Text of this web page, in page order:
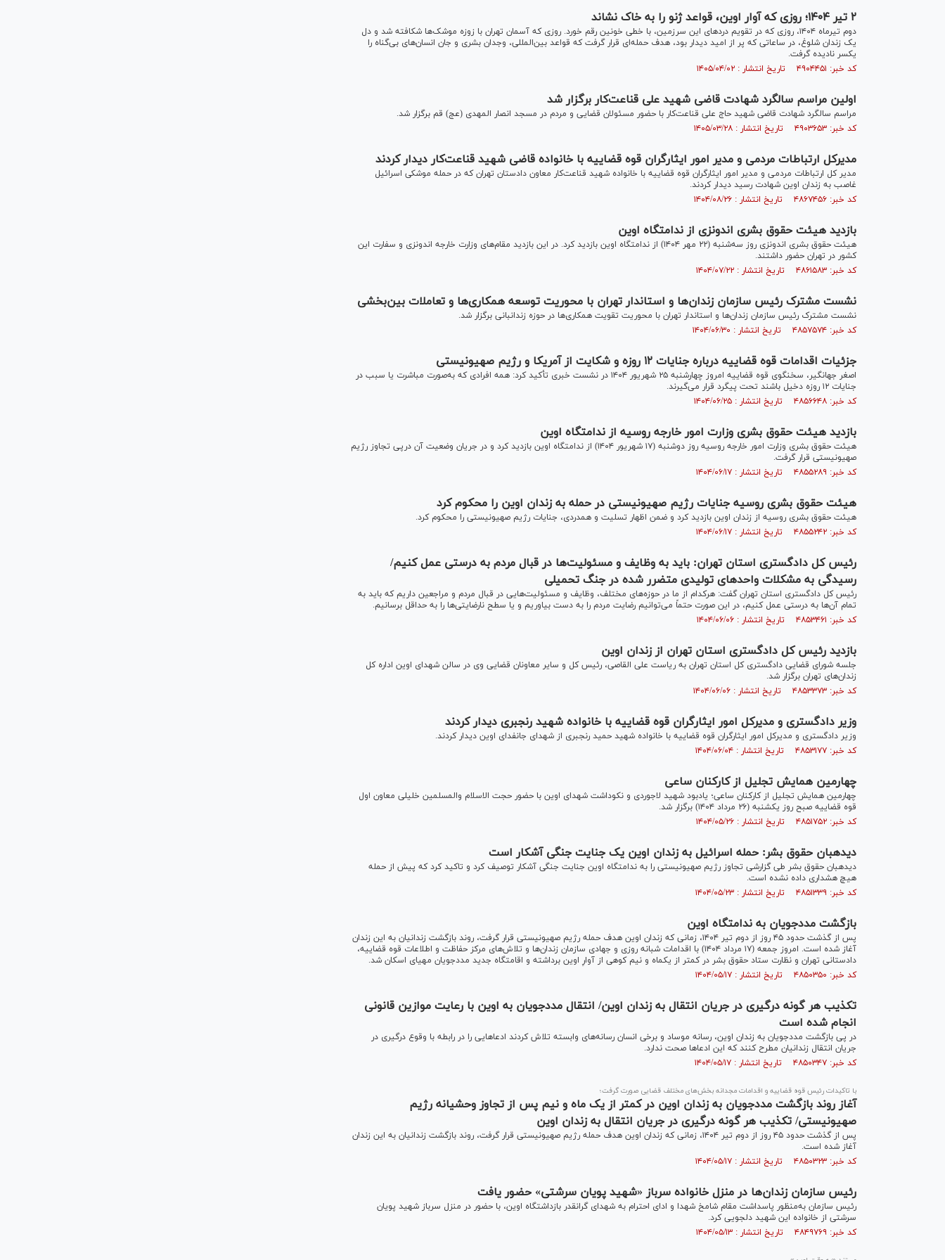
۲ تیر ۱۴۰۴؛ روزی که آوار اوین، قواعد ژنو را به خاک نشاند
دوم تیرماه ۱۴۰۴، روزی که در تقویم درد‌های این سرزمین، با خطی خونین رقم خورد. روزی که آسمان تهران با زوزه موشک‌ها شکافته شد و دل
یک زندان شلوغ، در ساعاتی که پر از امید دیدار بود، هدف حمله‌ای قرار گرفت که قواعد بین‌المللی، وجدان بشری و جان انسان‌های بی‌گناه را
یکسر نادیده گرفت.
کد خبر: ۴۹۰۴۴۵۱ تاریخ انتشار : ۱۴۰۵/۰۴/۰۲
اولین مراسم سالگرد شهادت قاضی شهید علی قناعت‌کار برگزار شد
مراسم سالگرد شهادت قاضی شهید حاج علی قناعت‌کار با حضور مسئولان قضایی و مردم در مسجد انصار المهدی (عج) قم برگزار شد.
کد خبر: ۴۹۰۳۶۵۳ تاریخ انتشار : ۱۴۰۵/۰۳/۲۸
مدیرکل ارتباطات مردمی و مدیر امور ایثارگران قوه قضاییه با خانواده قاضی شهید قناعت‌کار دیدار کردند
مدیر کل ارتباطات مردمی و مدیر امور ایثارگران قوه قضاییه با خانواده شهید قناعت‌کار معاون دادستان تهران که در حمله موشکی اسرائیل
غاصب به زندان اوین شهادت رسید دیدار کردند.
کد خبر: ۴۸۶۷۴۵۶ تاریخ انتشار : ۱۴۰۴/۰۸/۲۶
بازدید هیئت حقوق بشری اندونزی از ندامتگاه اوین
هیئت حقوق بشری اندونزی روز سه‌شنبه (۲۲ مهر ۱۴۰۴) از ندامتگاه اوین بازدید کرد. در این بازدید مقام‌های وزارت خارجه اندونزی و سفارت این
کشور در تهران حضور داشتند.
کد خبر: ۴۸۶۱۵۸۳ تاریخ انتشار : ۱۴۰۴/۰۷/۲۲
نشست مشترک رئیس سازمان زندان‌ها و استاندار تهران با محوریت توسعه همکاری‌ها و تعاملات بین‌بخشی
نشست مشترک رئیس سازمان زندان‌ها و استاندار تهران با محوریت تقویت همکاری‌ها در حوزه زندانبانی برگزار شد.
کد خبر: ۴۸۵۷۵۷۴ تاریخ انتشار : ۱۴۰۴/۰۶/۳۰
جزئیات اقدامات قوه قضاییه درباره جنایات ۱۲ روزه و شکایت از آمریکا و رژیم صهیونیستی
اصغر جهانگیر، سخنگوی قوه قضاییه امروز چهارشنبه ۲۵ شهریور ۱۴۰۴ در نشست خبری تأکید کرد: همه افرادی که به‌صورت مباشرت یا سبب در
جنایات ۱۲ روزه دخیل باشند تحت پیگرد قرار می‌گیرند.
کد خبر: ۴۸۵۶۶۴۸ تاریخ انتشار : ۱۴۰۴/۰۶/۲۵
بازدید هیئت حقوق بشری وزارت امور خارجه روسیه از ندامتگاه اوین
هیئت حقوق بشری وزارت امور خارجه روسیه روز دوشنبه (۱۷ شهریور ۱۴۰۴) از ندامتگاه اوین بازدید کرد و در جریان وضعیت آن درپی تجاوز رژیم
صهیونیستی قرار گرفت.
کد خبر: ۴۸۵۵۲۸۹ تاریخ انتشار : ۱۴۰۴/۰۶/۱۷
هیئت حقوق بشری روسیه جنایات رژیم صهیونیستی در حمله به زندان اوین را محکوم کرد
هیئت حقوق بشری روسیه از زندان اوین بازدید کرد و ضمن اظهار تسلیت و همدردی، جنایات رژیم صهیونیستی را محکوم کرد.
کد خبر: ۴۸۵۵۲۴۲ تاریخ انتشار : ۱۴۰۴/۰۶/۱۷
رئیس کل دادگستری استان تهران: باید به وظایف و مسئولیت‌ها در قبال مردم به درستی عمل کنیم/
رسیدگی به مشکلات واحد‌های تولیدی متضرر شده در جنگ تحمیلی
رئیس کل دادگستری استان تهران گفت: هرکدام از ما در حوزه‌های مختلف، وظایف و مسئولیت‌هایی در قبال مردم و مراجعین داریم که باید به
تمام آن‌ها به درستی عمل کنیم، در این صورت حتماً می‌توانیم رضایت مردم را به دست بیاوریم و یا سطح نارضایتی‌ها را به حداقل برسانیم.
کد خبر: ۴۸۵۳۴۶۱ تاریخ انتشار : ۱۴۰۴/۰۶/۰۶
بازدید رئیس کل دادگستری استان تهران از زندان اوین
جلسه شورای قضایی دادگستری کل استان تهران به ریاست علی القاصی، رئیس کل و سایر معاونان قضایی وی در سالن شهدای اوین اداره کل
زندان‌های تهران برگزار شد.
کد خبر: ۴۸۵۳۳۷۳ تاریخ انتشار : ۱۴۰۴/۰۶/۰۶
وزیر دادگستری و مدیرکل امور ایثارگران قوه قضاییه با خانواده شهید رنجبری دیدار کردند
وزیر دادگستری و مدیرکل امور ایثارگران قوه قضاییه با خانواده شهید حمید رنجبری از شهدای جانفدای اوین دیدار کردند.
کد خبر: ۴۸۵۳۱۷۷ تاریخ انتشار : ۱۴۰۴/۰۶/۰۴
چهارمین همایش تجلیل از کارکنان ساعی
چهارمین همایش تجلیل از کارکنان ساعی؛ یادبود شهید لاجوردی و نکوداشت شهدای اوین با حضور حجت الاسلام والمسلمین خلیلی معاون اول
قوه قضاییه صبح روز یکشنبه (۲۶ مرداد ۱۴۰۴) برگزار شد.
کد خبر: ۴۸۵۱۷۵۲ تاریخ انتشار : ۱۴۰۴/۰۵/۲۶
دیده‎بان حقوق بشر: حمله اسرائیل به زندان اوین یک جنایت جنگی آشکار است
دیده‎بان حقوق بشر طی گزارشی تجاوز رژیم صهیونیستی را به ندامتگاه اوین جنایت جنگی آشکار توصیف کرد و تاکید کرد که پیش از حمله
هیچ هشداری داده نشده است.
کد خبر: ۴۸۵۱۳۳۹ تاریخ انتشار : ۱۴۰۴/۰۵/۲۳
بازگشت مددجویان به ندامتگاه اوین
پس از گذشت حدود ۴۵ روز از دوم تیر ۱۴۰۴، زمانی که زندان اوین هدف حمله رژیم صهیونیستی قرار گرفت، روند بازگشت زندانیان به این زندان
آغاز شده است. امروز جمعه (۱۷ مرداد ۱۴۰۴) با اقدامات شبانه روزی و جهادی سازمان زندان‌ها و تلاش‌های مرکز حفاظت و اطلاعات قوه قضاییه،
دادستانی تهران و نظارت ستاد حقوق بشر در کمتر از یکماه و نیم کوهی از آوارِ اوین برداشته و اقامتگاه جدید مددجویان مهیای اسکان شد.
کد خبر: ۴۸۵۰۳۵۰ تاریخ انتشار : ۱۴۰۴/۰۵/۱۷
تکذیب هر گونه درگیری در جریان انتقال به زندان اوین/ انتقال مددجویان به اوین با رعایت موازین قانونی
انجام شده است
در پی بازگشت مددجویان به زندان اوین، رسانه موساد و برخی انسان رسانه‌های وابسته تلاش کردند ادعا‌هایی را در رابطه با وقوع درگیری در
جریان انتقال زندانیان مطرح کنند که این ادعاها صحت ندارد.
کد خبر: ۴۸۵۰۳۴۷ تاریخ انتشار : ۱۴۰۴/۰۵/۱۷
با تاکیدات رئیس قوه قضاییه و اقدامات مجدانه بخش‌های مختلف قضایی صورت گرفت؛
آغاز روند بازگشت مددجویان به زندان اوین در کمتر از یک ماه و نیم پس از تجاوز وحشیانه رژیم
صهیونیستی/ تکذیب هر گونه درگیری در جریان انتقال به زندان اوین
پس از گذشت حدود ۴۵ روز از دوم تیر ۱۴۰۴، زمانی که زندان اوین هدف حمله رژیم صهیونیستی قرار گرفت، روند بازگشت زندانیان به این زندان
آغاز شده است.
کد خبر: ۴۸۵۰۳۲۳ تاریخ انتشار : ۱۴۰۴/۰۵/۱۷
رئیس سازمان زندان‌ها در منزل خانواده سرباز «شهید پویان سرشتی» حضور یافت
رئیس سازمان به‌منظور پاسداشت مقام شامخ شهدا و ادای احترام به شهدای گرانقدر بازداشتگاه اوین، با حضور در منزل سرباز شهید پویان
سرشتی از خانواده این شهید دلجویی کرد.
کد خبر: ۴۸۴۹۷۶۹ تاریخ انتشار : ۱۴۰۴/۰۵/۱۳